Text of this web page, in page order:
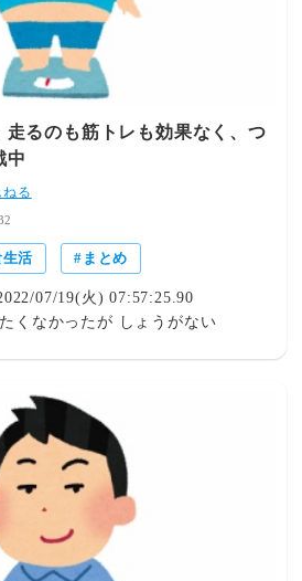
分も気を付けよう」と思います。
れると少しがっかりしてしまうこ
な時は「あ～自分の為にしていた
お終いにするようにしています。
ことや、生きてきた環境、そこか
値観は異なります。「自分がこうだ
通はこうでしょ」とか当てはまら
いいと思います。器の大きい人は
うんだろうな…とまだまだ未熟な
方法については個人により異な
にご相談ください。
っていて。体感で。砂糖ってサラ
ゃない？だから胃が働かなくなっ
もち麦ごはんのもち麦の量増やし
胃が頑張ってるのだと思われま
チ＆筋トレ
走るのも筋トレも効果なく、つ
中
る
生活 まとめ
ID:Vh75AaJv0 一番したくなかったが しょうがない